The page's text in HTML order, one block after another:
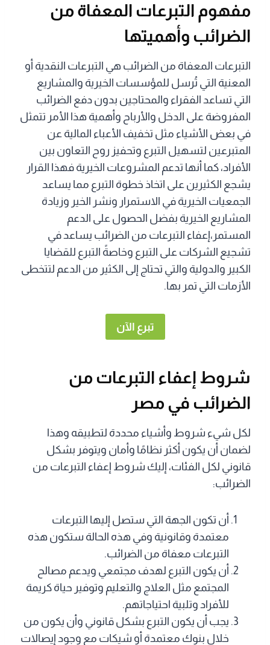
مفهوم التبرعات المعفاة من
الضرائب وأهميتها
التبرعات المعفاة من الضرائب هي التبرعات النقدية أو
المعنية التي تُرسل للمؤسسات الخيرية والمشاريع
التي تساعد الفقراء والمحتاجين بدون دفع الضرائب
المفروضة على الدخل والأرباح وأهمية هذا الأمر تتمثل
في بعض الأشياء مثل تخفيف الأعباء المالية عن
المتبرعين لتسهيل التبرع وتحفيز روح التعاون بين
الأفراد، كما أنها تدعم المشروعات الخيرية فهذا القرار
يشجع الكثيرين على اتخاذ خطوة التبرع مما يساعد
الجمعيات الخيرية في الاستمرار ونشر الخير وزيادة
المشاريع الخيرية بفضل الحصول على الدعم
المستمر،إعفاء التبرعات من الضرائب يساعد في
تشجيع الشركات على التبرع وخاصةً التبرع للقضايا
الكبير والدولية والتي تحتاج إلى الكثير من الدعم لتتخطى
الأزمات التي تمر بها.
تبرع الآن
شروط إعفاء التبرعات من
الضرائب في مصر
لكل شيء شروط وأشياء محددة لتطبيقه وهذا
لضمان أن يكون أكثر نظامًا وأمان ويتوفر بشكل
قانوني لكل الفئات، إليك شروط إعفاء التبرعات من
الضرائب:
أن تكون الجهة التي ستصل إليها التبرعات
معتمدة وقانونية وفي هذه الحالة ستكون هذه
التبرعات معفاة من الضرائب.
أن يكون التبرع لهدف مجتمعي ويدعم مصالح
المجتمع مثل العلاج والتعليم وتوفير حياة كريمة
للأفراد وتلبية احتياجاتهم.
يجب أن يكون التبرع بشكل قانوني وأن يكون من
خلال بنوك معتمدة أو شيكات مع وجود إيصالات